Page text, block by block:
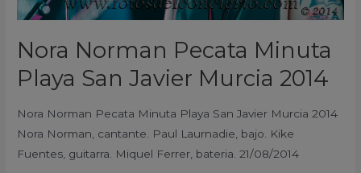
Nora Norman Pecata Minuta
Playa San Javier Murcia 2014
Nora Norman Pecata Minuta Playa San Javier Murcia 2014
Nora Norman, cantante. Paul Laurnadie, bajo. Kike
Fuentes, guitarra. Miquel Ferrer, bateria. 21/08/2014